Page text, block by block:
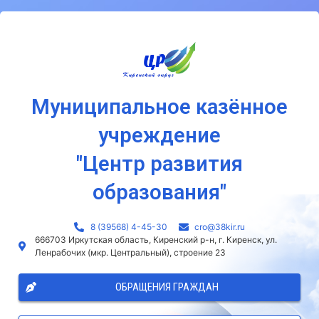
Муниципальное казённое
учреждение
"Центр развития
образования"
8 (39568) 4-45-30
сro@38kir.ru
666703 Иркутская область, Киренский р-н, г. Киренск, ул.
Ленрабочих (мкр. Центральный), строение 23
ОБРАЩЕНИЯ ГРАЖДАН